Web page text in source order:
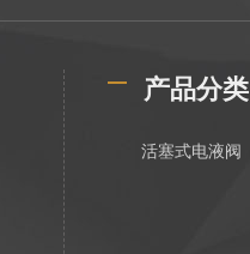
产品分类
活塞式电液阀